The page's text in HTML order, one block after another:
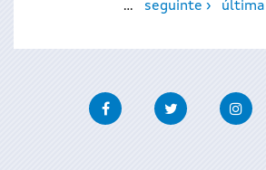
…
seguinte › última
FacebookTwitter